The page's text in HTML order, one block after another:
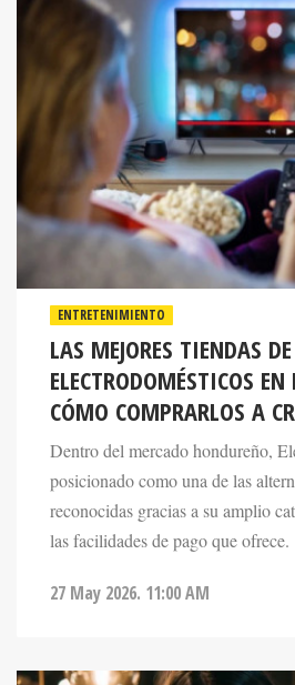
LAS MEJORES TIENDAS DE
ELECTRODOMÉSTICOS EN
CÓMO COMPRARLOS A
Dentro del mercado hondureño,
posicionado como una de las
reconocidas gracias a su amplio
las facilidades de pago que ofrece.